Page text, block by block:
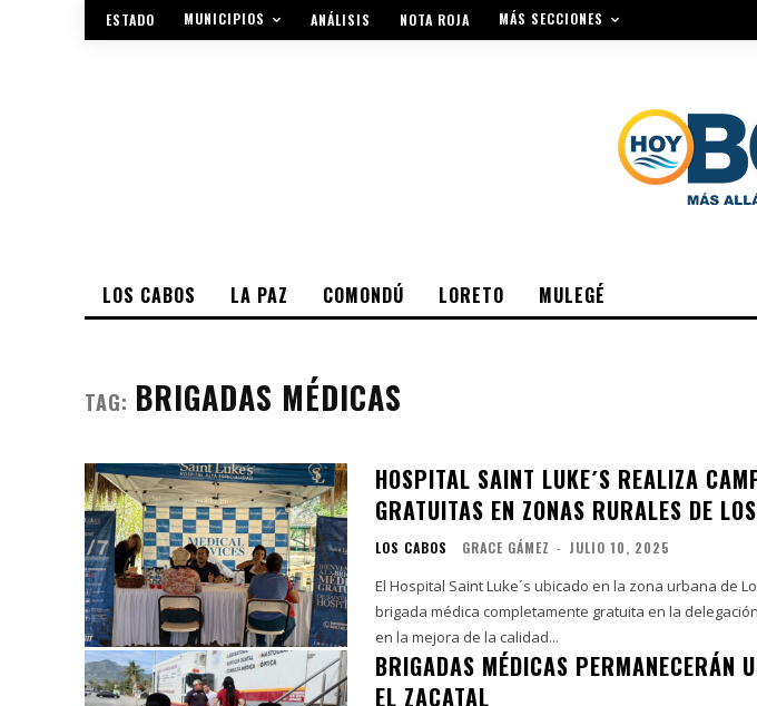
ESTADO MUNICIPIOS ANÁLISIS NOTA ROJA MÁS SECCIONES
LOS CABOS LA PAZ COMONDÚ LORETO MULEGÉ
TAG: BRIGADAS MÉDICAS
HOSPITAL SAINT LUKE´S REALIZA
GRATUITAS EN ZONAS RURALES DE
LOS CABOS GRACE GÁMEZ - JULIO 10, 2025
El Hospital Saint Luke´s ubicado en la zona urbana de
brigada médica completamente gratuita en la
en la mejora de la calidad...
BRIGADAS MÉDICAS PERMANECERÁN
EL ZACATAL